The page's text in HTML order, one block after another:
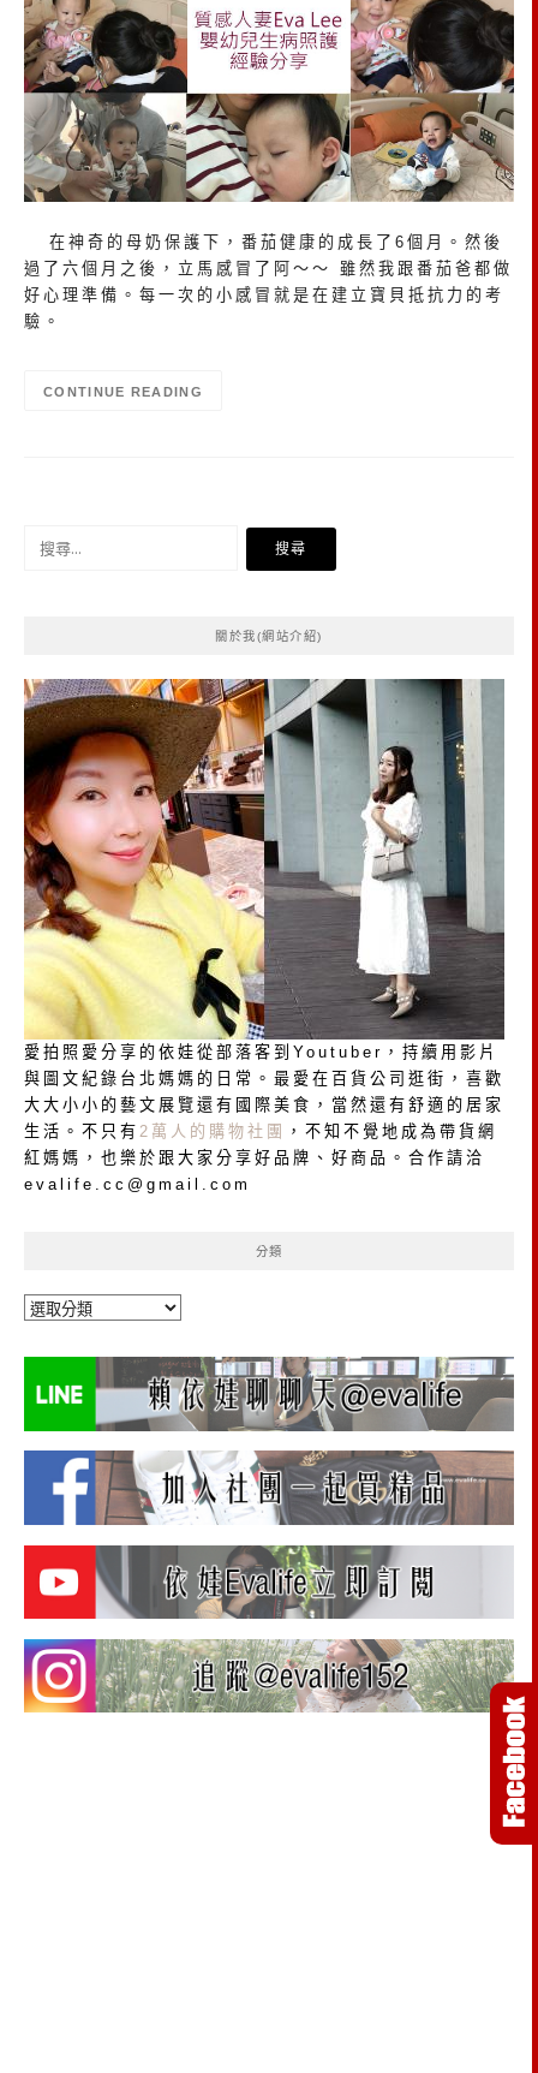
在神奇的母奶保護下，番茄健康的成長了6個月。然後
過了六個月之後，立馬感冒了阿～～ 雖然我跟番茄爸都做
好心理準備。每一次的小感冒就是在建立寶貝抵抗力的考
驗。
CONTINUE READING
關於我(網站介紹)
愛拍照愛分享的依娃從部落客到Youtuber，持續用影片
與圖文紀錄台北媽媽的日常。最愛在百貨公司逛街，喜歡
大大小小的藝文展覽還有國際美食，當然還有舒適的居家
生活。不只有 2萬人的購物社團
，不知不覺地成為帶貨網
紅媽媽，也樂於跟大家分享好品牌、好商品。合作請洽
evalife.cc@gmail.com
分類
分